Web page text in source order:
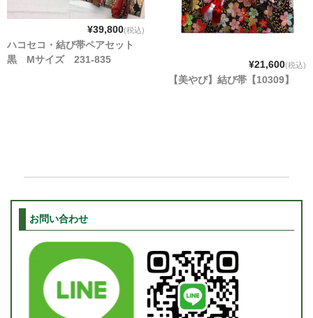
¥39,800(税込)
ハコセコ・結び帯ペアセット
黒 Mサイズ 231-835
¥21,600(税込)
【美やび】結び帯【10309】
お問い合わせ